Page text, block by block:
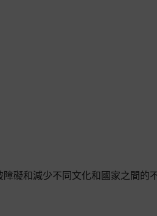
礙和減少不同文化和國家之間的